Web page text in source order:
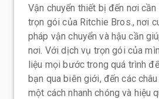
Vận chuyển thiết bị đến nơi
trọn gói của Ritchie Bros., nơi
pháp vận chuyển và hậu cần
nơi. Với dịch vụ trọn gói của
liệu mọi bước trong quá trình
bạn qua biên giới, đến các
một cách nhanh chóng và hiệu